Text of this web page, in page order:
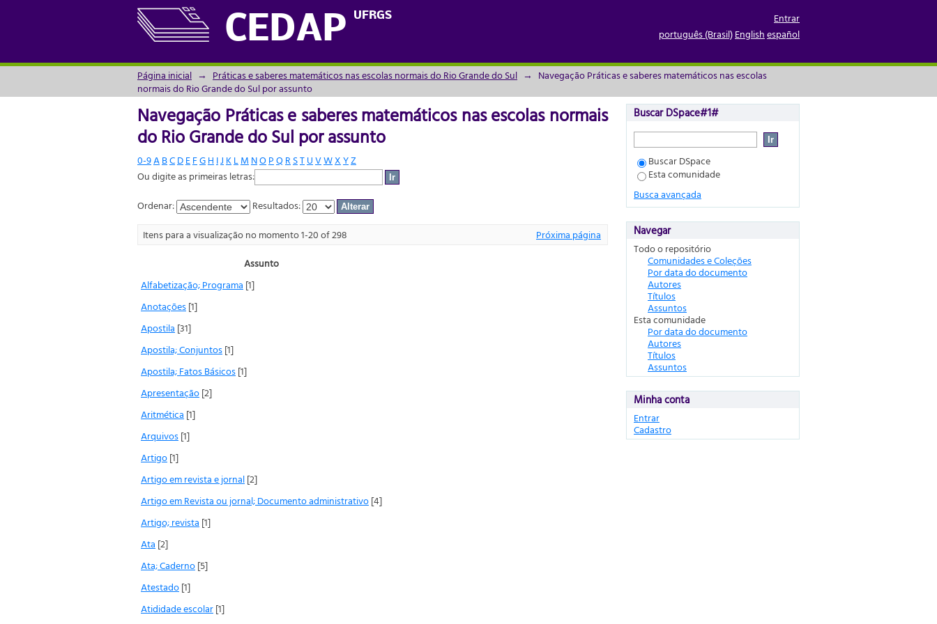
CEDAP UFRGS
Navegação Práticas e saberes matemáticos nas escolas normais do Rio Grande do Sul por
assunto
Entrar
português (Brasil)Englishespañol
Página inicial → Práticas e saberes matemáticos nas escolas normais do Rio Grande do Sul → Navegação Práticas e saberes matemáticos nas escolas
normais do Rio Grande do Sul por assunto
Navegação Práticas e saberes matemáticos nas escolas normais
do Rio Grande do Sul por assunto
0-9ABCDEFGH IJ KLM NOPQRSTUVWXYZ
Ou digite as primeiras letras:
Ordenar:
Resultados:
Itens para a visualização no momento 1-20 of 298
Próxima página
Assunto
Alfabetização; Programa [1]
Anotações[1]
Apostila [31]
Apostila; Conjuntos[1]
Apostila; Fatos Básicos[1]
Apresentação[2]
Aritmética [1]
Arquivos[1]
Artigo[1]
Artigo em revista e jornal[2]
Artigo em Revista ou jornal; Documento administrativo[4]
Artigo; revista [1]
Ata [2]
Ata; Caderno[5]
Atestado[1]
Atididade escolar[1]
Buscar DSpace#1#
Buscar DSpace
Esta comunidade
Busca avançada
Navegar
Todo o repositório
Comunidades e Coleções
Por data do documento
Autores
Títulos
Assuntos
Esta comunidade
Por data do documento
Autores
Títulos
Assuntos
Minha conta
Entrar
Cadastro